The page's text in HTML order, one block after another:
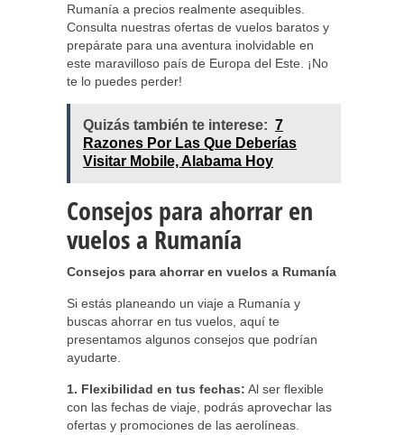
Rumanía a precios realmente asequibles.
Consulta nuestras ofertas de vuelos baratos y
prepárate para una aventura inolvidable en
este maravilloso país de Europa del Este. ¡No
te lo puedes perder!
Quizás también te interese: 7
Razones Por Las Que Deberías
Visitar Mobile, Alabama Hoy
Consejos para ahorrar en
vuelos a Rumanía
Consejos para ahorrar en vuelos a Rumanía
Si estás planeando un viaje a Rumanía y
buscas ahorrar en tus vuelos, aquí te
presentamos algunos consejos que podrían
ayudarte.
1. Flexibilidad en tus fechas: Al ser flexible
con las fechas de viaje, podrás aprovechar las
ofertas y promociones de las aerolíneas.